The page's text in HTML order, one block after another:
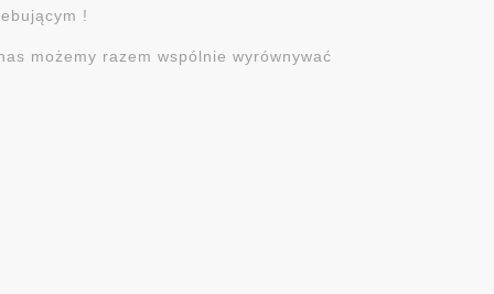
!
możemy razem wspólnie wyrównywać